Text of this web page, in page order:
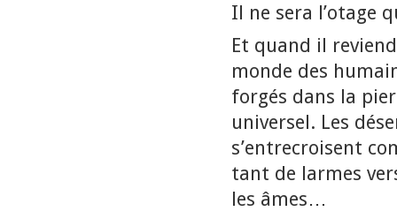
Il ne sera l’otage
Et quand il
monde des
forgés dans la
universel. Les
s’entrecroisent
tant de larmes
les âmes…